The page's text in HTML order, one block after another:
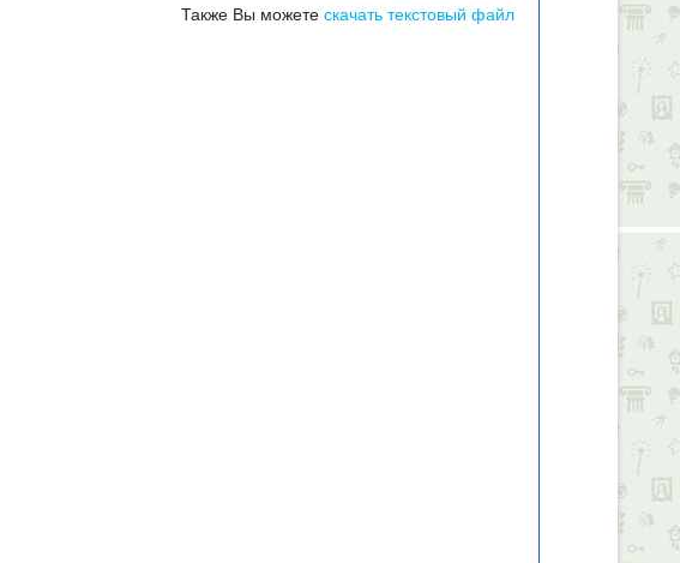
Также Вы можете скачать текстовый файл